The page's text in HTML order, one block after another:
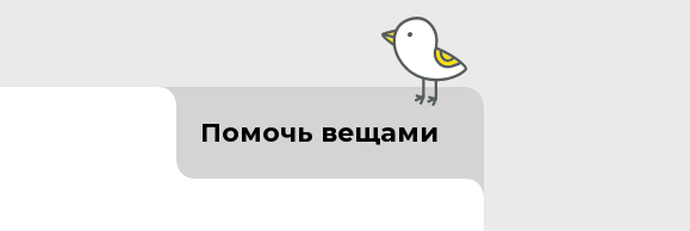
Помочь вещами